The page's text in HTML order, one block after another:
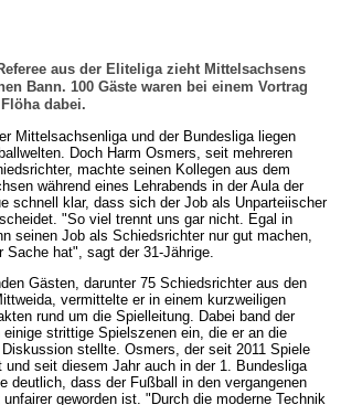
aus der Eliteliga zieht Mittelsachsens
Bann. 100 Gäste waren bei einem Vortrag
dabei.
Mittelsachsenliga und der Bundesliga liegen
Doch Harm Osmers, seit mehreren
machte seinen Kollegen aus dem
während eines Lehrabends in der Aula der
schnell klar, dass sich der Job als Unparteiischer
"So viel trennt uns gar nicht. Egal in
seinen Job als Schiedsrichter nur gut machen,
Sache hat", sagt der 31-Jährige.
Gästen, darunter 75 Schiedsrichter aus den
vermittelte er in einem kurzweiligen
rund um die Spielleitung. Dabei band der
strittige Spielszenen ein, die er an die
Diskussion stellte. Osmers, der seit 2011 Spiele
und seit diesem Jahr auch in der 1. Bundesliga
deutlich, dass der Fußball in den vergangenen
geworden ist. "Durch die moderne Technik